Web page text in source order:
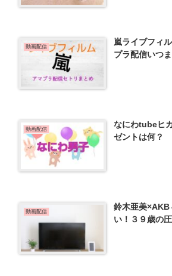
動画配信
嵐ライブフィ
プラ配信いつ
動画配信
なにわtubeヒ
ゼントは何？
動画配信
鈴木亜美×AKB
い！３９歳の